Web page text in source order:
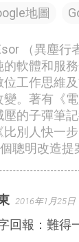
地圖
（異塵行
軟體和服
工作思維
。著有《
的子彈筆
別人快一
聰明改造提
2016年1月25日
回報：難得